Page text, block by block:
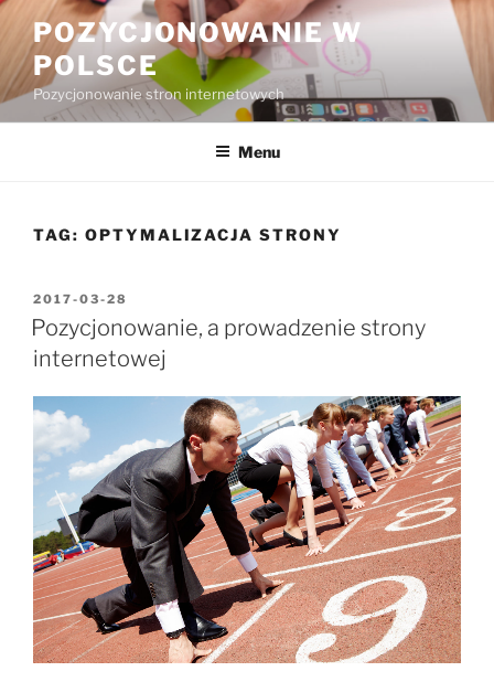
Przejdź
treści
POZYCJONOWANIE W
POLSCE
Pozycjonowanie stron internetowych
Menu
TAG: OPTYMALIZACJA STRONY
OPUBLIKOWANE
W
2017-03-28
Pozycjonowanie, a prowadzenie strony
internetowej